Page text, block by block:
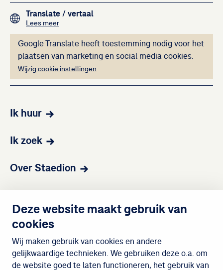
Deze website maakt gebruik van
cookies
Wij maken gebruik van cookies en andere
gelijkwaardige technieken. We gebruiken deze o.a. om
de website goed te laten functioneren, het gebruik van
Translate / vertaal
Lees meerover het vertalen van de teksten op deze website
Deze inhoud kan
Google Translate heeft toestemming nodig voor het
plaatsen van marketing en social media cookies.
Wijzig cookie instellingen
Ik huur
Ik zoek
Over Staedion
Wijken